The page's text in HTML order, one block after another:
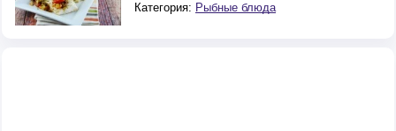
Категория: Рыбные блюда